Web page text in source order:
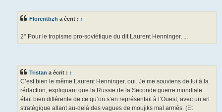
Florentbzh a écrit : ↑
2° Pour le tropisme pro-soviétique du dit Laurent Henninger, ...
Tristan a écrit : ↑
C’est bien le même Laurent Henninger, oui. Je me souviens de lui à la
rédaction, expliquant que la Russie de la Seconde guerre mondiale
était bien différente de ce qu’on s’en représentait à l’Ouest, avec un art
stratégique allant au-delà des vagues de moujiks mal armés. (Et